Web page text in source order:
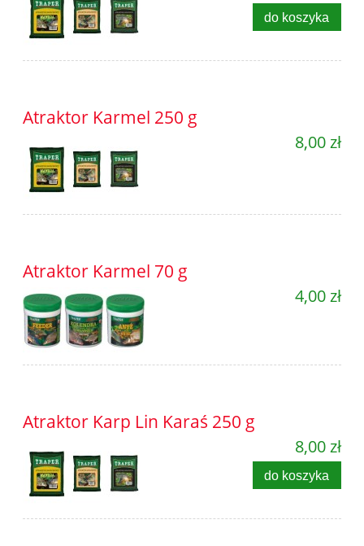
do koszyka
Atraktor Karmel 250 g
8,00 zł
Atraktor Karmel 70 g
4,00 zł
Atraktor Karp Lin Karaś 250 g
8,00 zł
do koszyka